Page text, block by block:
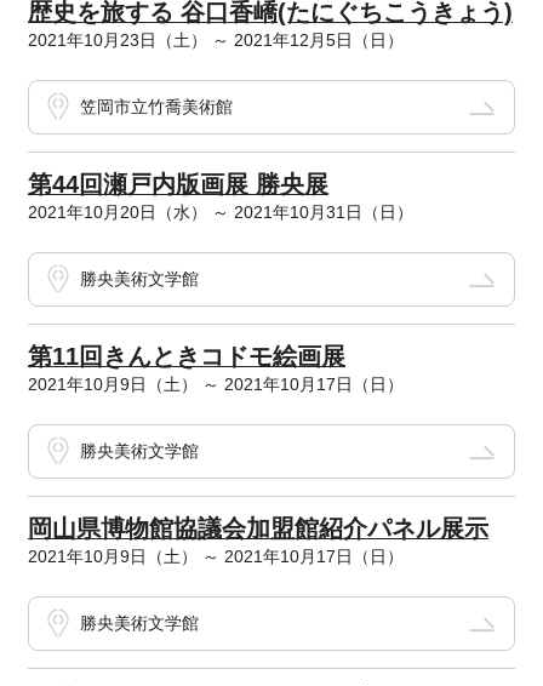
歴史を旅する 谷口香嶠(たにぐちこうきょう)
2021年10月23日（土） ～ 2021年12月5日（日）
笠岡市立竹喬美術館
第44回瀬戸内版画展 勝央展
2021年10月20日（水） ～ 2021年10月31日（日）
勝央美術文学館
第11回きんときコドモ絵画展
2021年10月9日（土） ～ 2021年10月17日（日）
勝央美術文学館
岡山県博物館協議会加盟館紹介パネル展示
2021年10月9日（土） ～ 2021年10月17日（日）
勝央美術文学館